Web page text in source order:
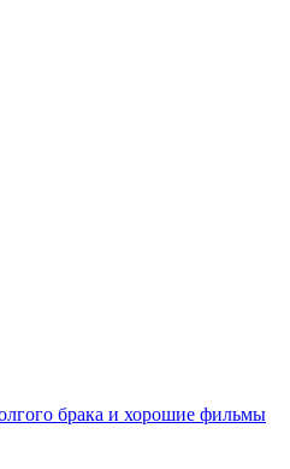
брака и хорошие фильмы